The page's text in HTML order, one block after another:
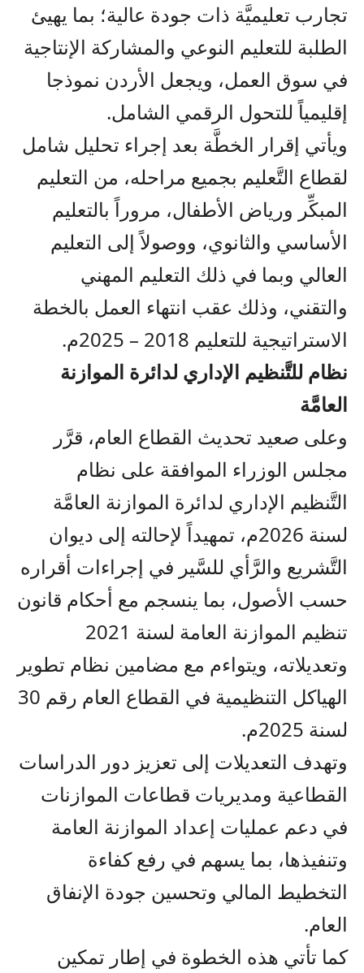
تجارب تعليميَّة ذات جودة عالية؛ بما يهيئ
الطلبة للتعليم النوعي والمشاركة الإنتاجية
في سوق العمل، ويجعل الأردن نموذجا
إقليمياً للتحول الرقمي الشامل.
ويأتي إقرار الخطَّة بعد إجراء تحليل شامل
لقطاع التَّعليم بجميع مراحله، من التعليم
المبكِّر ورياض الأطفال، مروراً بالتعليم
الأساسي والثانوي، ووصولاً إلى التعليم
العالي وبما في ذلك التعليم المهني
والتقني، وذلك عقب انتهاء العمل بالخطة
الاستراتيجية للتعليم 2018 – 2025م.
نظام للتَّنظيم الإداري لدائرة الموازنة
العامَّة
وعلى صعيد تحديث القطاع العام، قرَّر
مجلس الوزراء الموافقة على نظام
التَّنظيم الإداري لدائرة الموازنة العامَّة
لسنة 2026م، تمهيداً لإحالته إلى ديوان
التَّشريع والرَّأي للسَّير في إجراءات أقراره
حسب الأصول، بما ينسجم مع أحكام قانون
تنظيم الموازنة العامة لسنة 2021
وتعديلاته، ويتواءم مع مضامين نظام تطوير
الهياكل التنظيمية في القطاع العام رقم 30
لسنة 2025م.
وتهدف التعديلات إلى تعزيز دور الدراسات
القطاعية ومديريات قطاعات الموازنات
في دعم عمليات إعداد الموازنة العامة
وتنفيذها، بما يسهم في رفع كفاءة
التخطيط المالي وتحسين جودة الإنفاق
العام.
كما تأتي هذه الخطوة في إطار تمكين